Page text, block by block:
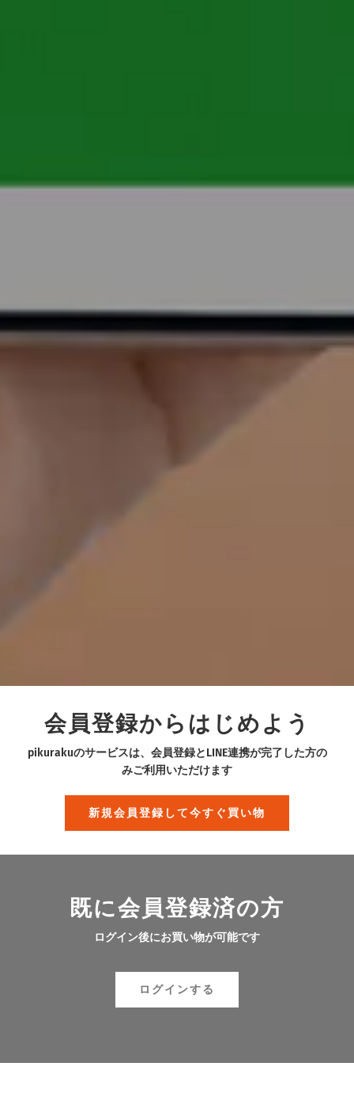
会員登録からはじめよう
pikurakuのサービスは、会員登録とLINE連携が完了した方の
みご利用いただけます
新規会員登録して今すぐ買い物
既に会員登録済の方
ログイン後にお買い物が可能です
ログインする